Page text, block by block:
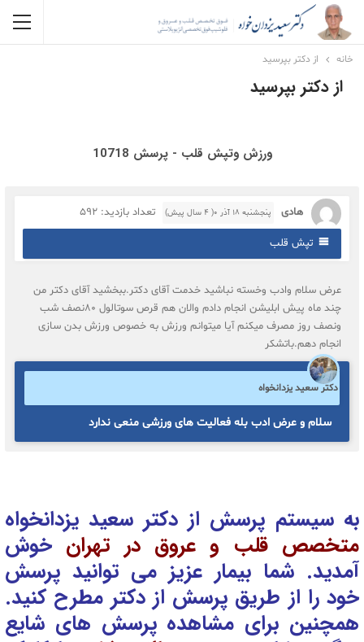
خانه از دکتر بپرسید
از دکتر بپرسید
ورزش وتپش قلب - پرسش 10718
هادی پنجشنبه ۱۸ آذر ۰( 4 سال پیش) تعداد بازدید: 592
تپش قلب
عرض سلام وادب وخسته نباشید خدمت آقای دکتر.ببخشید آقای دکتر من
چند ماه پیش ابلیشن انجام دادم والان هم قرص سوتالول ۸۰نصف شب
ونصف روز مصرف میکنم آیا میتوانم ورزش به خصوص ورزش بدن سازی
انجام دهم.باتشکر
دکتر سعید یزدانخواه
سلام و عرض ادب بله فعالیت های ورزشی منعی ندارد
به سیستم پرسش از دکتر سعید یزدانخواه
متخصص قلب و عروق در تهران خوش
آمدید. شما بیمار عزیز می توانید پرسش
خود را از طریق پرسش از دکتر مطرح کنید.
همچنین برای مشاهده پرسش های شایع